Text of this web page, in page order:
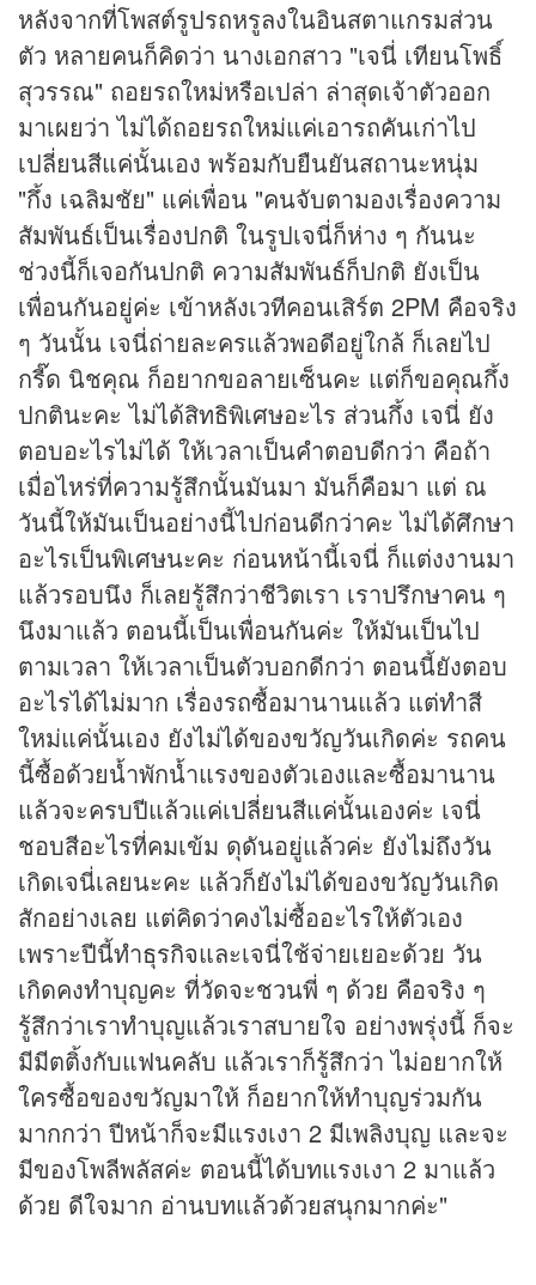
หลังจากที่โพสต์รูปรถหรูลงในอินสตาแกรมส่วน
ตัว หลายคนก็คิดว่า นางเอกสาว "เจนี่ เทียนโพธิ์
สุวรรณ" ถอยรถใหม่หรือเปล่า ล่าสุดเจ้าตัวออก
มาเผยว่า ไม่ได้ถอยรถใหม่แค่เอารถคันเก่าไป
เปลี่ยนสีแค่นั้นเอง พร้อมกับยืนยันสถานะหนุ่ม
"กึ้ง เฉลิมชัย" แค่เพื่อน "คนจับตามองเรื่องความ
สัมพันธ์เป็นเรื่องปกติ ในรูปเจนี่ก็ห่าง ๆ กันนะ
ช่วงนี้ก็เจอกันปกติ ความสัมพันธ์ก็ปกติ ยังเป็น
เพื่อนกันอยู่ค่ะ เข้าหลังเวทีคอนเสิร์ต 2PM คือจริง
ๆ วันนั้น เจนี่ถ่ายละครแล้วพอดีอยู่ใกล้ ก็เลยไป
กรี๊ด นิชคุณ ก็อยากขอลายเซ็นคะ แต่ก็ขอคุณกึ้ง
ปกตินะคะ ไม่ได้สิทธิพิเศษอะไร ส่วนกึ้ง เจนี่ ยัง
ตอบอะไรไม่ได้ ให้เวลาเป็นคำตอบดีกว่า คือถ้า
เมื่อไหร่ที่ความรู้สึกนั้นมันมา มันก็คือมา แต่ ณ
วันนี้ให้มันเป็นอย่างนี้ไปก่อนดีกว่าคะ ไม่ได้ศึกษา
อะไรเป็นพิเศษนะคะ ก่อนหน้านี้เจนี่ ก็แต่งงานมา
แล้วรอบนึง ก็เลยรู้สึกว่าชีวิตเรา เราปรึกษาคน ๆ
นึงมาแล้ว ตอนนี้เป็นเพื่อนกันค่ะ ให้มันเป็นไป
ตามเวลา ให้เวลาเป็นตัวบอกดีกว่า ตอนนี้ยังตอบ
อะไรได้ไม่มาก เรื่องรถซื้อมานานแล้ว แต่ทำสี
ใหม่แค่นั้นเอง ยังไม่ได้ของขวัญวันเกิดค่ะ รถคน
นี้ซื้อด้วยน้ำพักน้ำแรงของตัวเองและซื้อมานาน
แล้วจะครบปีแล้วแค่เปลี่ยนสีแค่นั้นเองค่ะ เจนี่
ชอบสีอะไรที่คมเข้ม ดุดันอยู่แล้วค่ะ ยังไม่ถึงวัน
เกิดเจนี่เลยนะคะ แล้วก็ยังไม่ได้ของขวัญวันเกิด
สักอย่างเลย แต่คิดว่าคงไม่ซื้ออะไรให้ตัวเอง
เพราะปีนี้ทำธุรกิจและเจนี่ใช้จ่ายเยอะด้วย วัน
เกิดคงทำบุญคะ ที่วัดจะชวนพี่ ๆ ด้วย คือจริง ๆ
รู้สึกว่าเราทำบุญแล้วเราสบายใจ อย่างพรุ่งนี้ ก็จะ
มีมีตติ้งกับแฟนคลับ แล้วเราก็รู้สึกว่า ไม่อยากให้
ใครซื้อของขวัญมาให้ ก็อยากให้ทำบุญร่วมกัน
มากกว่า ปีหน้าก็จะมีแรงเงา 2 มีเพลิงบุญ และจะ
มีของโพลีพลัสค่ะ ตอนนี้ได้บทแรงเงา 2 มาแล้ว
ด้วย ดีใจมาก อ่านบทแล้วด้วยสนุกมากค่ะ"